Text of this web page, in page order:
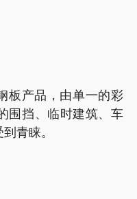
板产品，由单一的彩
围挡、临时建筑、车
青睐。